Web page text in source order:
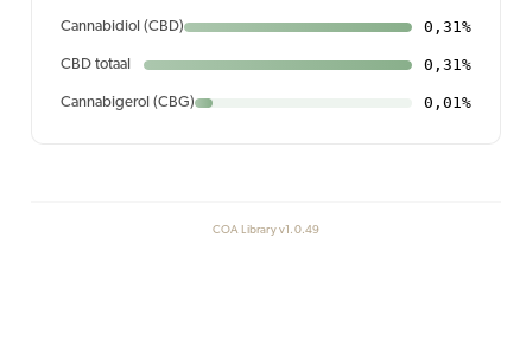
Cannabidiol (CBD) 0,31%
CBD totaal 0,31%
Cannabigerol (CBG) 0,01%
COA Library v1.0.49